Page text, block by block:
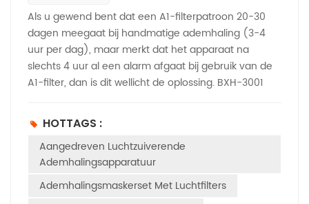
Als u gewend bent dat een A1-filterpatroon 20-30
dagen meegaat bij handmatige ademhaling (3-4
uur per dag), maar merkt dat het apparaat na
slechts 4 uur al een alarm afgaat bij gebruik van de
A1-filter, dan is dit wellicht de oplossing. BXH-3001
niet de enige. Deze veelvoorkomende feedback
roept een belangrijke vraag op: waarom is er zo'n
groot verschil in de levensduur van filters? Laten we
de wetenschap erachter eens nader bekijken, de
onderliggende oorzaken onderzoeken en praktische
HOTTAGS :
Aangedreven Luchtzuiverende
Ademhalingsapparatuur
Ademhalingsmaskerset Met Luchtfilters